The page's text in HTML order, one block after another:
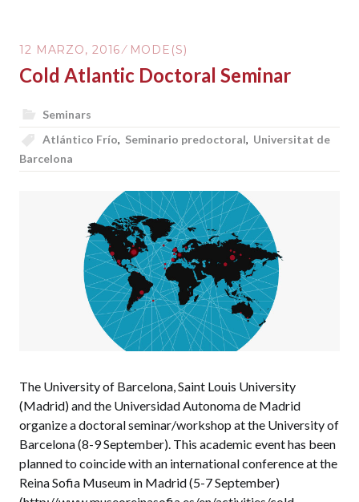
12 MARZO, 2016 MODE(S)
Cold Atlantic Doctoral Seminar
Seminars
Atlántico Frío, Seminario predoctoral, Universitat de
Barcelona
The University of Barcelona, Saint Louis University
(Madrid) and the Universidad Autonoma de Madrid
organize a doctoral seminar/workshop at the University of
Barcelona (8-9 September). This academic event has been
planned to coincide with an international conference at the
Reina Sofia Museum in Madrid (5-7 September)